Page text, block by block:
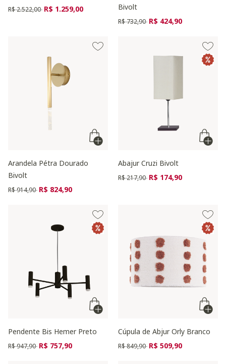
Preço reduzido de
R$ 2.522,00 para
R$ 1.259,00
Bivolt
Preço reduzido de
R$ 732,90 para
R$ 424,90
Arandela Pétra Dourado
Bivolt
Preço reduzido de
R$ 914,90 para
R$ 824,90
Abajur Cruzi Bivolt
Preço reduzido de
R$ 217,90 para
R$ 174,90
Pendente Bis Hemer Preto
Preço reduzido de
R$ 947,90 para
R$ 757,90
Cúpula de Abjur Orly Branco
Preço reduzido de
R$ 849,90 para
R$ 509,90